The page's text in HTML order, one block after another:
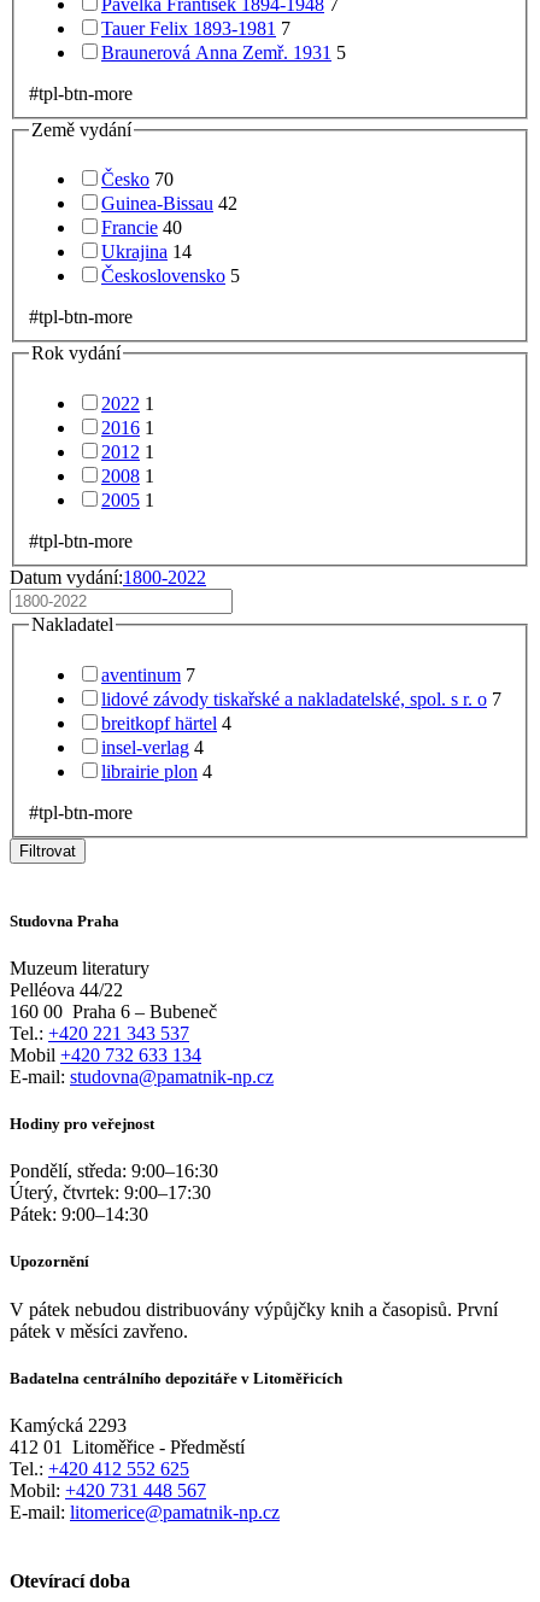
Tauer Felix 1893-1981 7
Braunerová Anna Zemř. 1931 5
#tpl-btn-more
Země vydání
Česko 70
Guinea-Bissau 42
Francie 40
Ukrajina 14
Československo 5
#tpl-btn-more
Rok vydání
2022 1
2016 1
2012 1
2008 1
2005 1
#tpl-btn-more
Datum vydání:1800-2022
Nakladatel
aventinum 7
lidové závody tiskařské a nakladatelské, spol. s r. o 7
breitkopf härtel 4
insel-verlag 4
librairie plon 4
#tpl-btn-more
Filtrovat
Studovna Praha
Muzeum literatury
Pelléova 44/22
160 00 Praha 6 – Bubeneč
Tel.: +420 221 343 537
Mobil +420 732 633 134
E-mail: studovna@pamatnik-np.cz
Hodiny pro veřejnost
Pondělí, středa: 9:00–16:30
Úterý, čtvrtek: 9:00–17:30
Pátek: 9:00–14:30
Upozornění
V pátek nebudou distribuovány výpůjčky knih a časopisů. První
pátek v měsíci zavřeno.
Badatelna centrálního depozitáře v Litoměřicích
Kamýcká 2293
412 01
Litoměřice - Předměstí
Tel.: +420 412 552 625
Mobil: +420 731 448 567
E-mail: litomerice@pamatnik-np.cz
Otevírací doba